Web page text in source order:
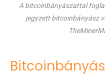
A bitcoinbányászattal
jegyzett bitcoinbányász